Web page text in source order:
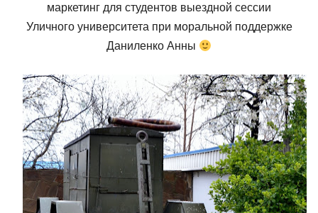
маркетинг для студентов выездной сессии
Уличного университета при моральной поддержке
Даниленко Анны